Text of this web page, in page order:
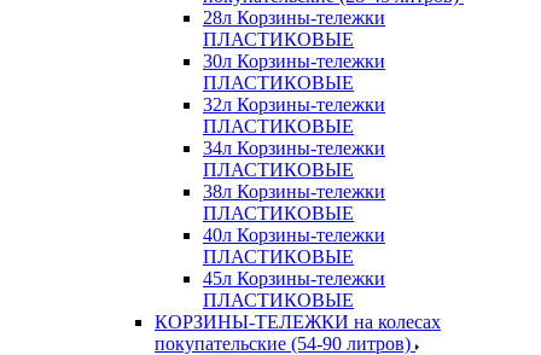
28л Корзины-тележки
ПЛАСТИКОВЫЕ
30л Корзины-тележки
ПЛАСТИКОВЫЕ
32л Корзины-тележки
ПЛАСТИКОВЫЕ
34л Корзины-тележки
ПЛАСТИКОВЫЕ
38л Корзины-тележки
ПЛАСТИКОВЫЕ
40л Корзины-тележки
ПЛАСТИКОВЫЕ
45л Корзины-тележки
ПЛАСТИКОВЫЕ
КОРЗИНЫ-ТЕЛЕЖКИ на колесах
покупательские (54-90 литров)